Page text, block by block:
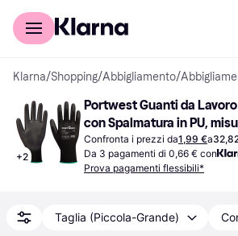
Per il tuo shopping
Klarna/Shopping/Abbigliamento/
+2
Portwest Guanti da
con Spalmatura in PU,
Confronta i prezzi da1,99 €a
Da 3 pagamenti di 0,66 € con
Prova pagamenti flessibili*
Taglia (Piccola-Grande)